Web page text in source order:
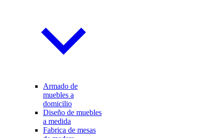
Armado de
muebles a
domicilio
Diseño de muebles
a medida
Fabrica de mesas